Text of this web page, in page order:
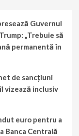
Guvernul
„Trebuie să
permanentă în
de sancțiuni
vizează inclusiv
euro pentru a
Banca Centrală